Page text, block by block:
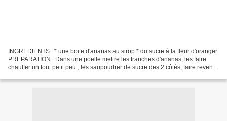
INGREDIENTS : * une boite d'ananas au sirop * du sucre à la fleur d'oranger
PREPARATION : Dans une poëlle mettre les tranches d'ananas, les faire
chauffer un tout petit peu , les saupoudrer de sucre des 2 côtés, faire revenir